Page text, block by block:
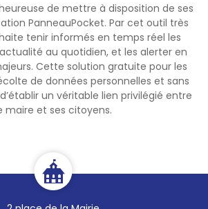
de mettre à disposition de ses
PanneauPocket. Par cet outil très
tenir informés en temps réel les
au quotidien, et les alerter en
Cette solution gratuite pour les
de données personnelles et sans
un véritable lien privilégié entre
maire et ses citoyens.